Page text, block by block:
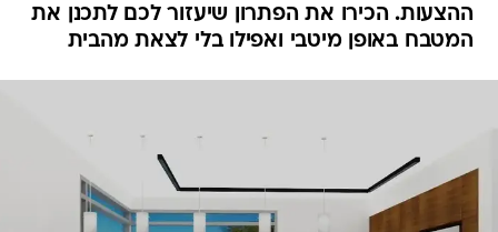
ההצעות. הכירו את הפתרון שיעזור לכם לתכנן את
המטבח באופן מיטבי ואפילו בלי לצאת מהבית